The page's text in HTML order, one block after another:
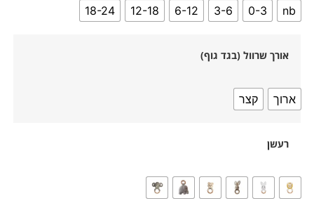
nb
0-3
3-6
6-12
12-18
18-24
אורך שרוול (בגד גוף)
ארוך קצר
רעשן